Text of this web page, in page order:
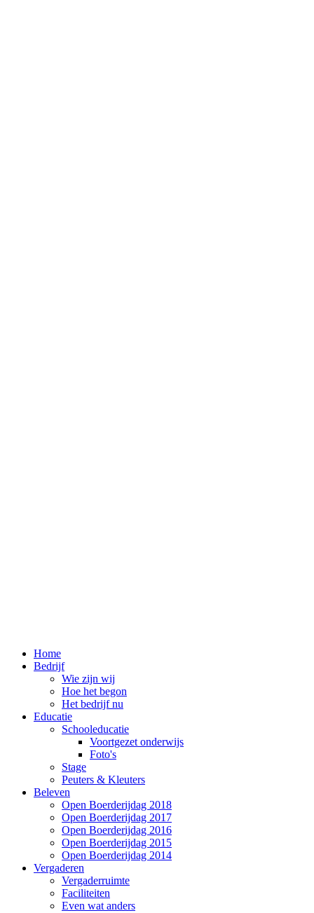
Home
Bedrijf
Wie zijn wij
Hoe het begon
Het bedrijf nu
Educatie
Schooleducatie
Voortgezet onderwijs
Foto's
Stage
Peuters & Kleuters
Beleven
Open Boerderijdag 2018
Open Boerderijdag 2017
Open Boerderijdag 2016
Open Boerderijdag 2015
Open Boerderijdag 2014
Vergaderen
Vergaderruimte
Faciliteiten
Even wat anders